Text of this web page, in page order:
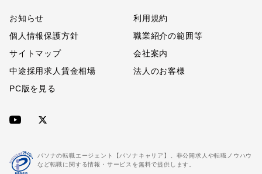
お知らせ
利用規約
個人情報保護方針
職業紹介の範囲等
サイトマップ
会社案内
中途採用求人賃金相場
法人のお客様
PC版を見る
パソナの転職エージェント【パソナキャリア】。非公開求人や転職ノウハウ
など転職に関する情報・サービスを無料で提供します。